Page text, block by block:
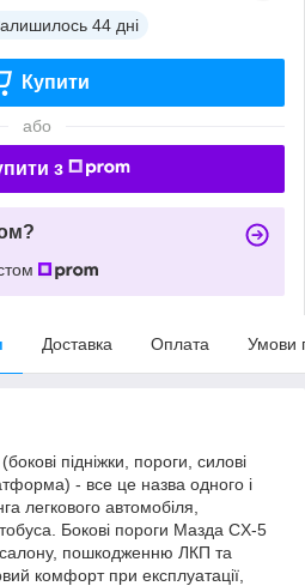
44 дні
Купити
або
з
Доставка Оплата Умови
підніжки, пороги, силові
- все це назва одного і
легкового автомобіля,
Бокові пороги Мазда CX-5
пошкодженню ЛКП та
комфорт при експлуатації,